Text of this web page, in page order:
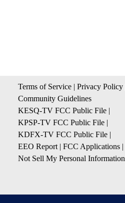
Terms of Service | Privacy Policy
Community Guidelines
KESQ-TV FCC Public File |
KPSP-TV FCC Public File |
KDFX-TV FCC Public File |
EEO Report | FCC Applications |
Not Sell My Personal Information